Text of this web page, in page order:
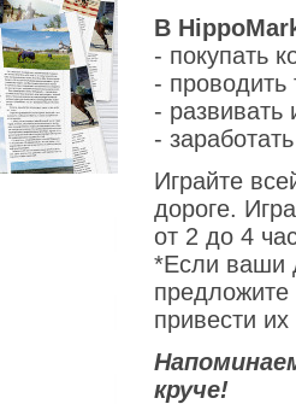
В
- покупать
- проводить
- развивать
-
Играйте
дороге.
от 2 до 4
*Если ваши
предложите
привести
круче!